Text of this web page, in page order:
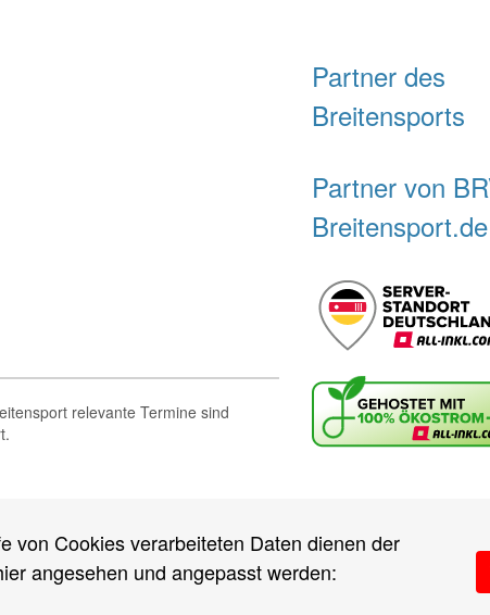
von Cookies verarbeiteten Daten dienen der
angesehen und angepasst werden:
relevante Termine sind
Partner des
Breitensports
Partner von
Breitensport.de
Rund um Berlin
Kalender
Wer sind wir? Vereine